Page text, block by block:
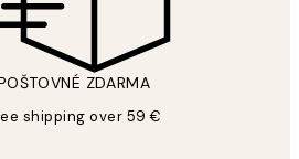
ZDARMA
shipping over 59 €